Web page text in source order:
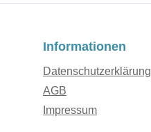
Informationen
Datenschutzerklärung
AGB
Impressum